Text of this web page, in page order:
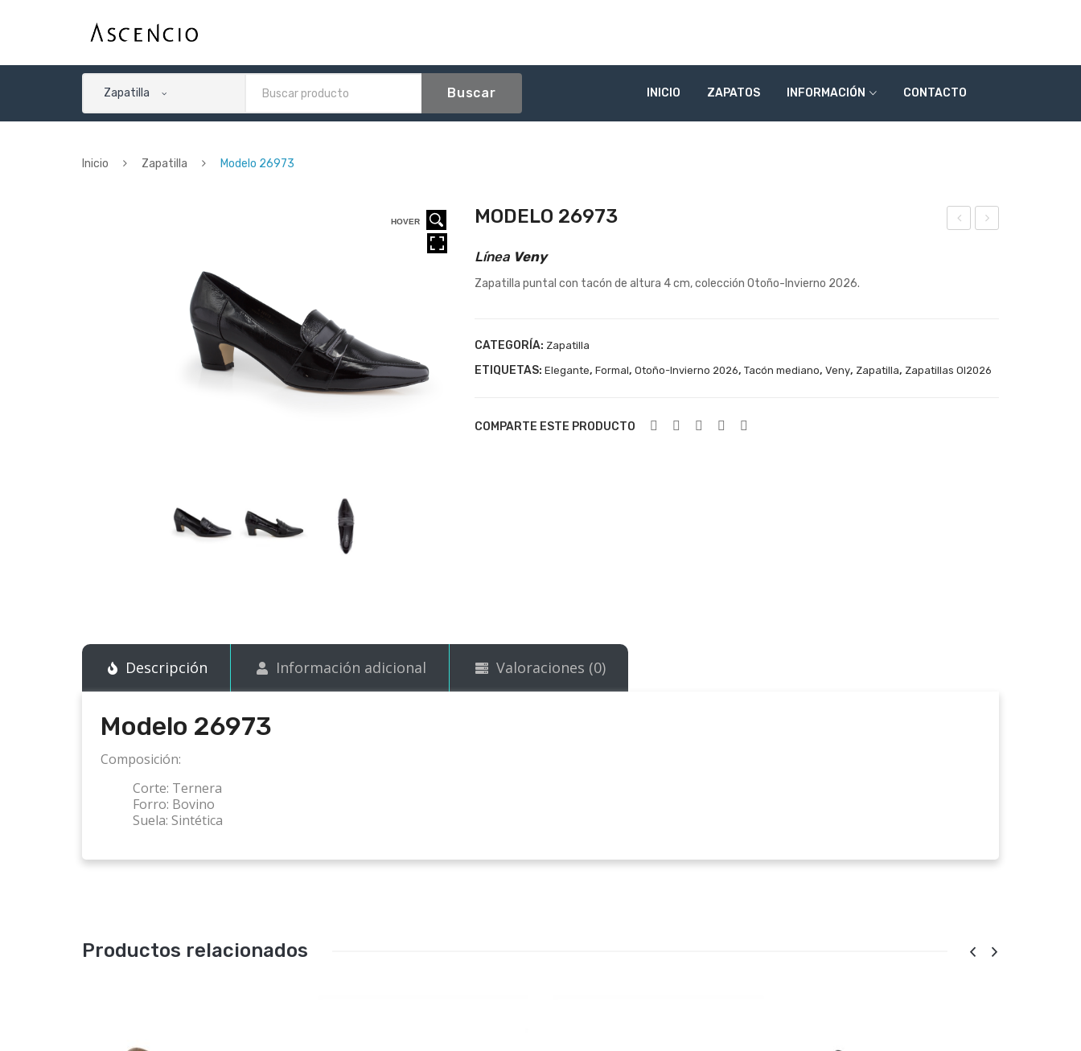
Zapatilla Buscar INICIO ZAPATOS INFORMACIÓN CONTACTO
Inicio Zapatilla Modelo 26973
HOVER
HOVER
HOVER MODELO 26973
Línea Veny
Zapatilla puntal con tacón de altura 4 cm, colección Otoño-Invierno 2026.
CATEGORÍA: Zapatilla
ETIQUETAS: Elegante, Formal, Otoño-Invierno 2026, Tacón mediano, Veny, Zapatilla, Zapatillas OI2026
COMPARTE ESTE PRODUCTO
Descripción Información adicional Valoraciones (0)
Modelo 26973
Composición:
Corte: Ternera
Forro: Bovino
Suela: Sintética
Productos relacionados